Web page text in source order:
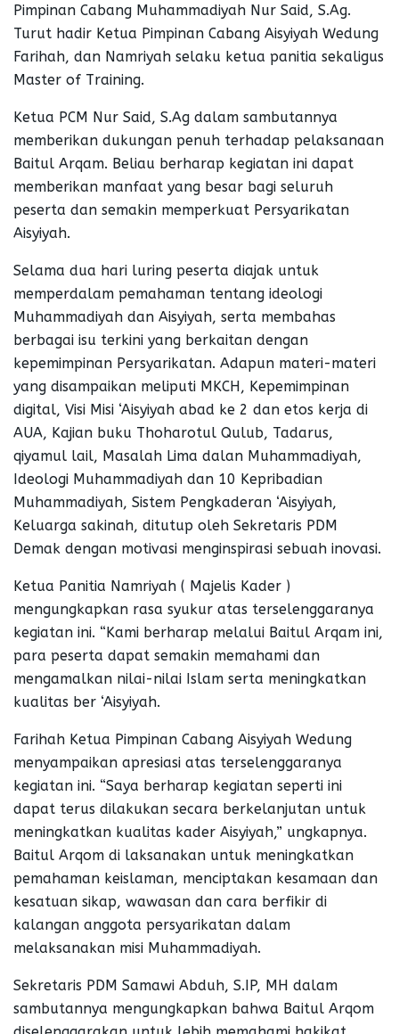
Pimpinan Cabang Muhammadiyah Nur Said, S.Ag.
Turut hadir Ketua Pimpinan Cabang Aisyiyah Wedung
Farihah, dan Namriyah selaku ketua panitia sekaligus
Master of Training.
Ketua PCM Nur Said, S.Ag dalam sambutannya
memberikan dukungan penuh terhadap pelaksanaan
Baitul Arqam. Beliau berharap kegiatan ini dapat
memberikan manfaat yang besar bagi seluruh
peserta dan semakin memperkuat Persyarikatan
Aisyiyah.
Selama dua hari luring peserta diajak untuk
memperdalam pemahaman tentang ideologi
Muhammadiyah dan Aisyiyah, serta membahas
berbagai isu terkini yang berkaitan dengan
kepemimpinan Persyarikatan. Adapun materi-materi
yang disampaikan meliputi MKCH, Kepemimpinan
digital, Visi Misi ‘Aisyiyah abad ke 2 dan etos kerja di
AUA, Kajian buku Thoharotul Qulub, Tadarus,
qiyamul lail, Masalah Lima dalan Muhammadiyah,
Ideologi Muhammadiyah dan 10 Kepribadian
Muhammadiyah, Sistem Pengkaderan ‘Aisyiyah,
Keluarga sakinah, ditutup oleh Sekretaris PDM
Demak dengan motivasi menginspirasi sebuah inovasi.
Ketua Panitia Namriyah ( Majelis Kader )
mengungkapkan rasa syukur atas terselenggaranya
kegiatan ini. “Kami berharap melalui Baitul Arqam ini,
para peserta dapat semakin memahami dan
mengamalkan nilai-nilai Islam serta meningkatkan
kualitas ber ‘Aisyiyah.
Farihah Ketua Pimpinan Cabang Aisyiyah Wedung
menyampaikan apresiasi atas terselenggaranya
kegiatan ini. “Saya berharap kegiatan seperti ini
dapat terus dilakukan secara berkelanjutan untuk
meningkatkan kualitas kader Aisyiyah,” ungkapnya.
Baitul Arqom di laksanakan untuk meningkatkan
pemahaman keislaman, menciptakan kesamaan dan
kesatuan sikap, wawasan dan cara berfikir di
kalangan anggota persyarikatan dalam
melaksanakan misi Muhammadiyah.
Sekretaris PDM Samawi Abduh, S.IP, MH dalam
sambutannya mengungkapkan bahwa Baitul Arqom